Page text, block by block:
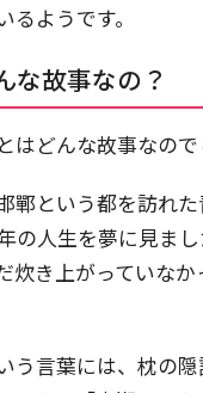
ようです。
な故事なの？
はどんな故事なので
鄲という都を訪れ
の人生を夢に見ま
炊き上がっていな
う言葉には、枕の